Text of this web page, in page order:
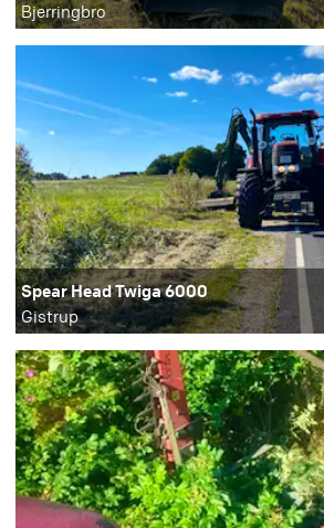
Bjerringbro
Spear Head Twiga 6000
Gistrup